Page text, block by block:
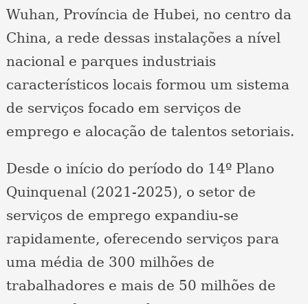
Wuhan, Província de Hubei, no centro da
China, a rede dessas instalações a nível
nacional e parques industriais
característicos locais formou um sistema
de serviços focado em serviços de
emprego e alocação de talentos setoriais.
Desde o início do período do 14º Plano
Quinquenal (2021-2025), o setor de
serviços de emprego expandiu-se
rapidamente, oferecendo serviços para
uma média de 300 milhões de
trabalhadores e mais de 50 milhões de